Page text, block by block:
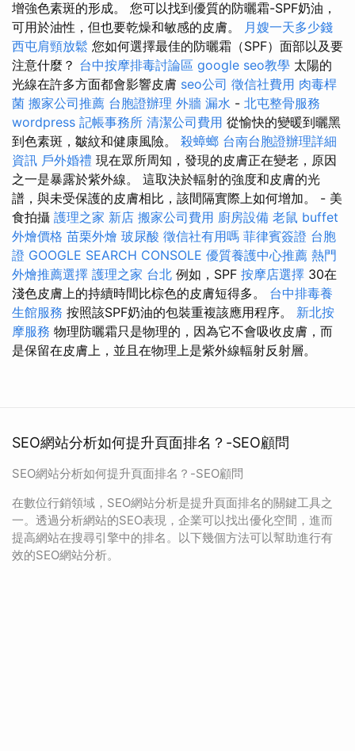
增強色素斑的形成。 您可以找到優質的防曬霜-SPF奶油，
可用於油性，但也要乾燥和敏感的皮膚。 月嫂一天多少錢
西屯肩頸放鬆 您如何選擇最佳的防曬霜（SPF）面部以及要
注意什麼？ 台中按摩排毒討論區 google seo教學 太陽的
光線在許多方面都會影響皮膚 seo公司 徵信社費用 肉毒桿
菌 搬家公司推薦 台胞證辦理 外牆 漏水 - 北屯整骨服務
wordpress 記帳事務所 清潔公司費用 從愉快的變暖到曬黑
到色素斑，皺紋和健康風險。 殺蟑螂 台南台胞證辦理詳細
資訊 戶外婚禮 現在眾所周知，發現的皮膚正在變老，原因
之一是暴露於紫外線。 這取決於輻射的強度和皮膚的光
譜，與未受保護的皮膚相比，該間隔實際上如何增加。 - 美
食拍攝 護理之家 新店 搬家公司費用 廚房設備 老鼠 buffet
外燴價格 苗栗外燴 玻尿酸 徵信社有用嗎 菲律賓簽證 台胞
證 GOOGLE SEARCH CONSOLE 優質養護中心推薦 熱門
外燴推薦選擇 護理之家 台北 例如，SPF 按摩店選擇 30在
淺色皮膚上的持續時間比棕色的皮膚短得多。 台中排毒養
生館服務 按照該SPF奶油的包裝重複該應用程序。 新北按
摩服務 物理防曬霜只是物理的，因為它不會吸收皮膚，而
是保留在皮膚上，並且在物理上是紫外線輻射反射層。
SEO網站分析如何提升頁面排名？-SEO顧問
SEO網站分析如何提升頁面排名？-SEO顧問
在數位行銷領域，SEO網站分析是提升頁面排名的關鍵工具之
一。透過分析網站的SEO表現，企業可以找出優化空間，進而
提高網站在搜尋引擎中的排名。以下幾個方法可以幫助進行有
效的SEO網站分析。